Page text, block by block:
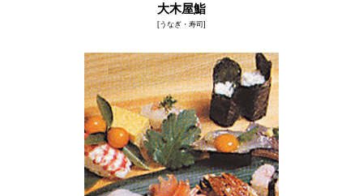
大木屋鮨
[うなぎ・寿司]